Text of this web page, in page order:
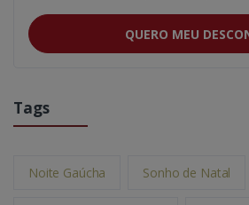
QUERO MEU
Tags
Noite Gaúcha Sonho de Natal